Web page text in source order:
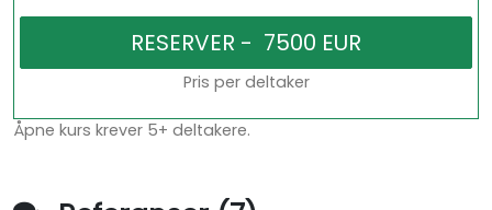
Pris per deltaker
Åpne kurs krever 5+ deltakere.